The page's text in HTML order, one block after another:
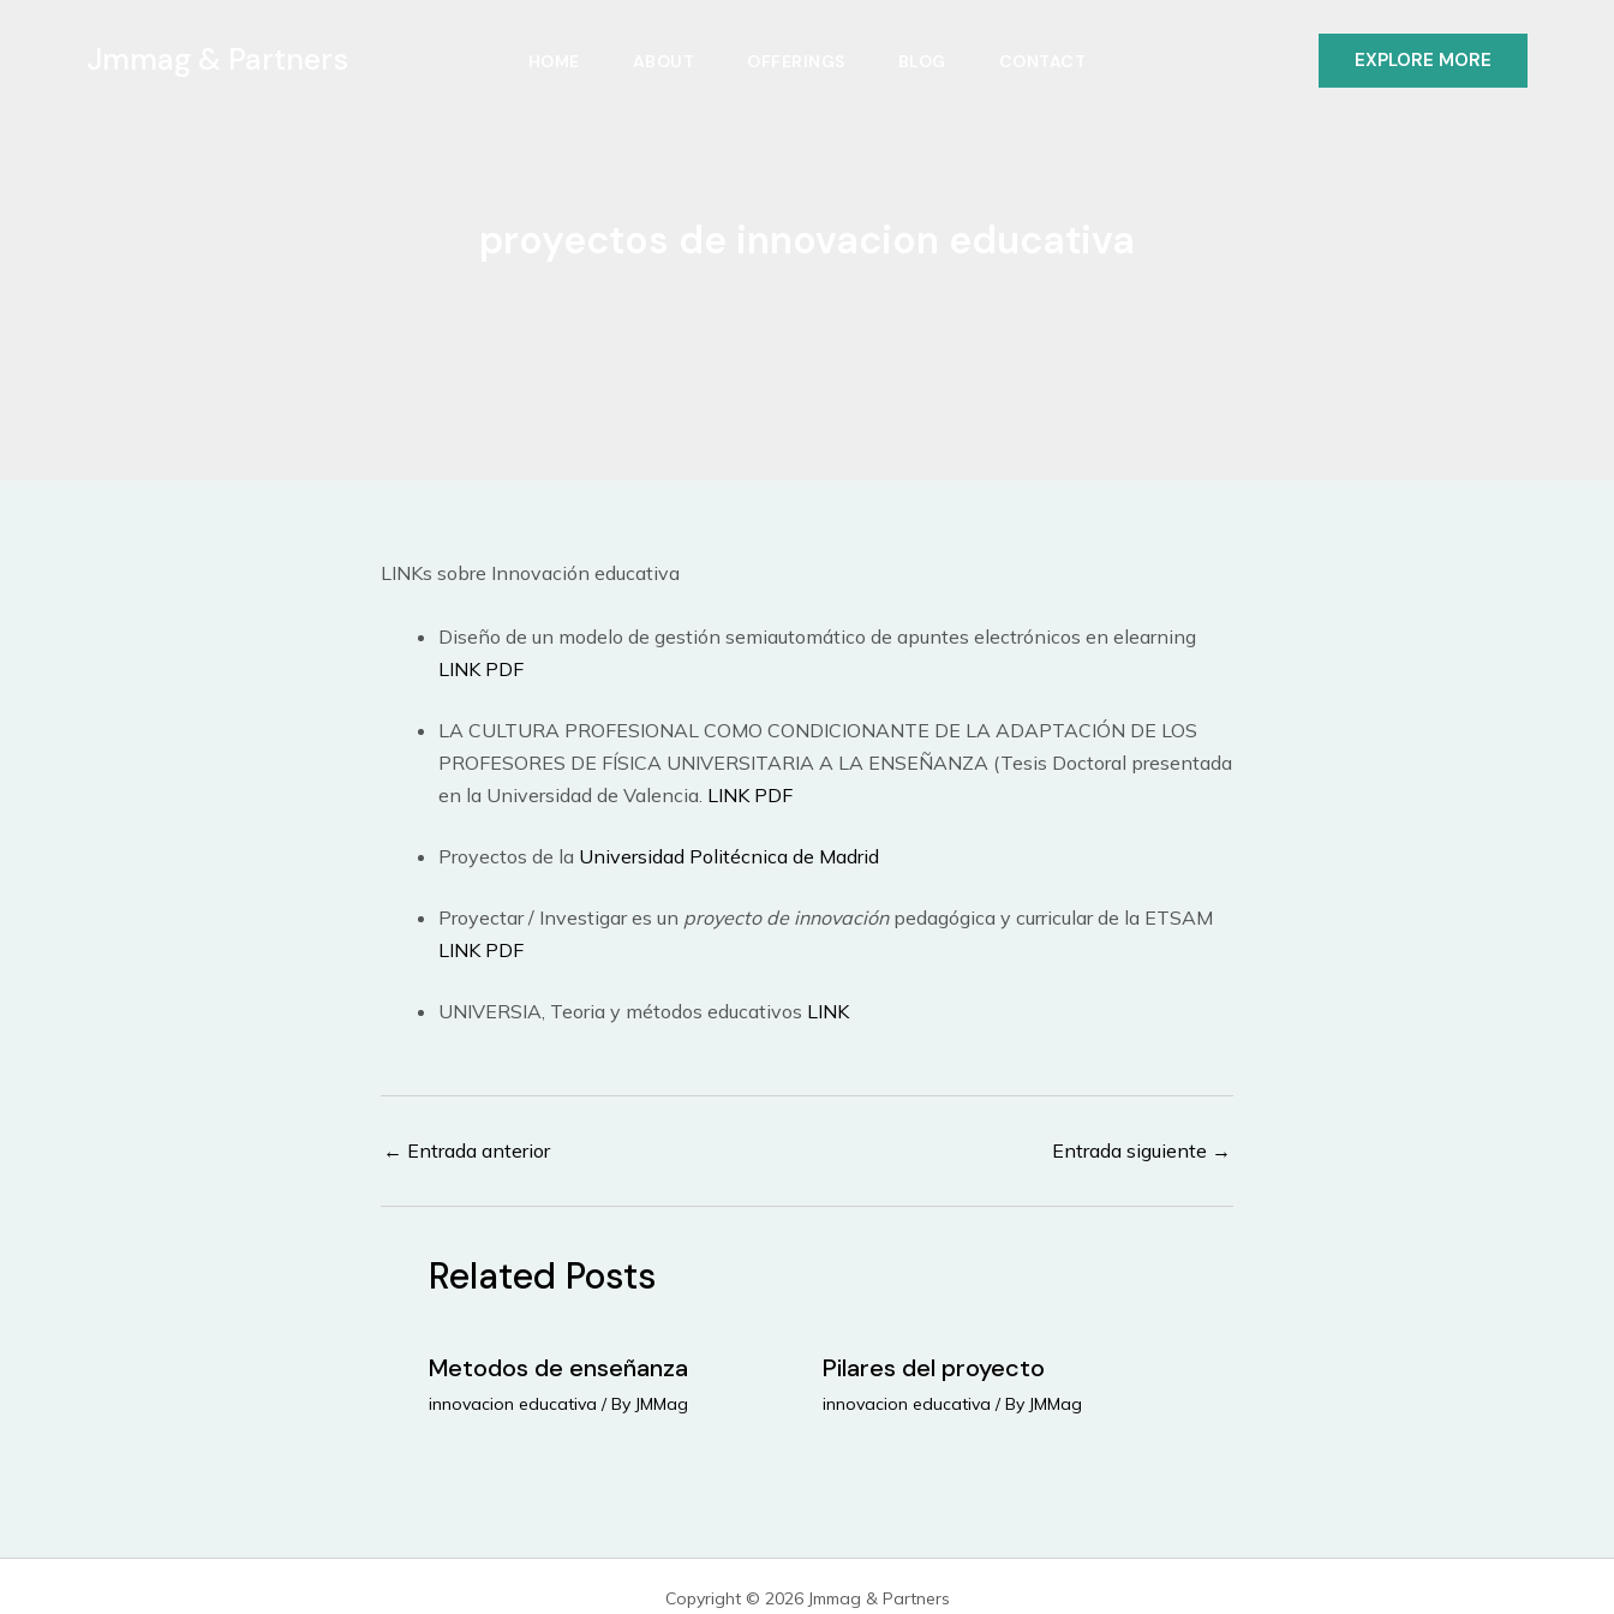
EXPLORE MORE
LINKs sobre Innovación educativa
Diseño de un modelo de gestión semiautomático de apuntes electrónicos en elearning
LINK PDF
LA CULTURA PROFESIONAL COMO CONDICIONANTE DE LA ADAPTACIÓN DE LOS
PROFESORES DE FÍSICA UNIVERSITARIA A LA ENSEÑANZA (Tesis Doctoral presentada
en la Universidad de Valencia. LINK PDF
Proyectos de la Universidad Politécnica de Madrid
Proyectar / Investigar es un proyecto de innovaciónpedagógica y curricular de la ETSAM
LINK PDF
UNIVERSIA, Teoria y métodos educativos LINK
Navegación
entradas
← Entrada anterior Entrada siguiente →
Related Posts
Metodos de enseñanza
innovacion educativa / By JMMag
Pilares del proyecto
innovacion educativa / By JMMag
Copyright © 2026 Jmmag & Partners